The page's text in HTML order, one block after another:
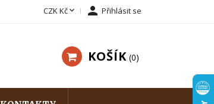
CZK Kč  Přihlásit se
KOŠÍK 0